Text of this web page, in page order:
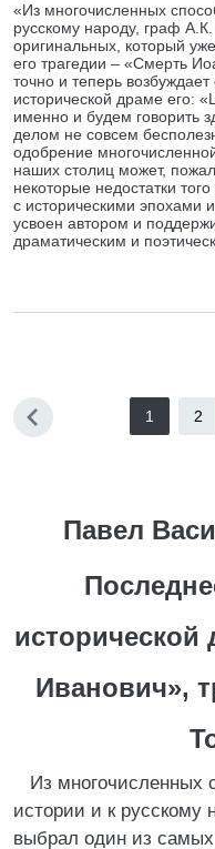
«Из многочисленных
русскому народу, граф
оригинальных, который
его трагедии – «Смерть
точно и теперь
исторической драме его:
именно и будем говорить
делом не совсем
одобрение
наших столиц может,
некоторые недостатки
с историческими эпохами
усвоен автором и
драматическим и
1 2
Павел
Иванович»,
Из многочисленных
истории и к русскому
выбрал один из